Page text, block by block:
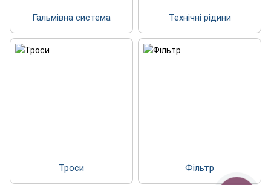
Гальмівна система Технічні рідини
Троси Фільтр